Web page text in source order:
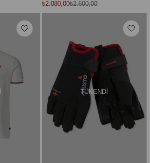
₺2.080,00₺2.600,00
TÜKENDI